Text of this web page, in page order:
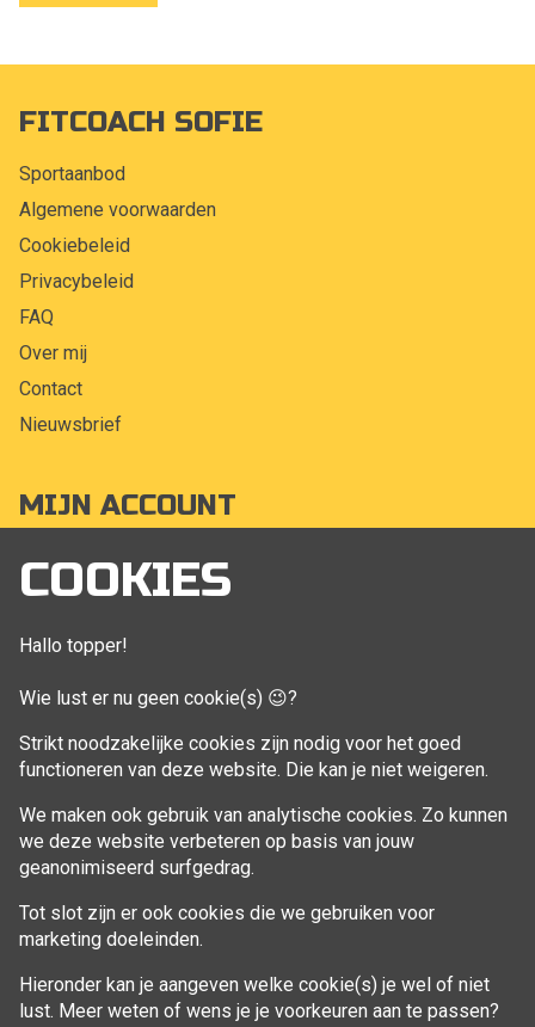
COOKIES
Hallo topper!
Wie lust er nu geen cookie(s) 😉?
Strikt noodzakelijke cookies zijn nodig voor het goed
functioneren van deze website. Die kan je niet weigeren.
We maken ook gebruik van analytische cookies. Zo kunnen
we deze website verbeteren op basis van jouw
geanonimiseerd surfgedrag.
Tot slot zijn er ook cookies die we gebruiken voor
marketing doeleinden.
Hieronder kan je aangeven welke cookie(s) je wel of niet
lust. Meer weten of wens je je voorkeuren aan te passen?
FITCOACH SOFIE
Sportaanbod
Algemene voorwaarden
Cookiebeleid
Privacybeleid
FAQ
Over mij
Contact
Nieuwsbrief
MIJN ACCOUNT
Mijn account
Bestellingen
Aankoop beheren
VOLG MIJ
Facebook